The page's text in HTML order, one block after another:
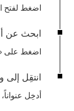
اضغط لفتح
ابحث عن
اضغط على
انتقِل
أدخِل